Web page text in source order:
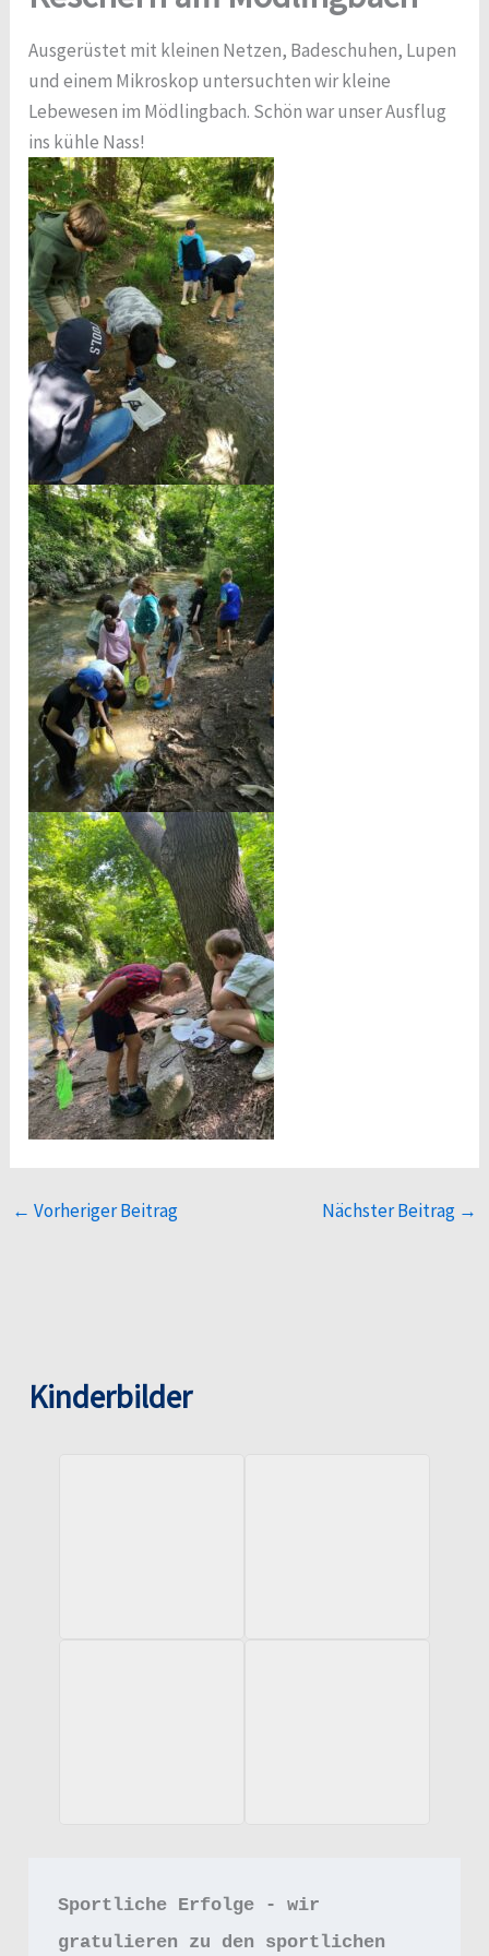
Ausgerüstet mit kleinen Netzen, Badeschuhen, Lupen
und einem Mikroskop untersuchten wir kleine
Lebewesen im Mödlingbach. Schön war unser Ausflug
ins kühle Nass!
← Vorheriger Beitrag Nächster Beitrag →
Kinderbilder
Sportliche Erfolge - wir
gratulieren zu den sportlichen